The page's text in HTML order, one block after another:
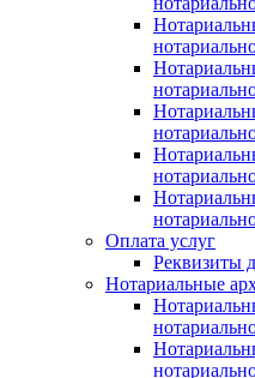
Оплата услуг
Реквизиты
Нотариальные